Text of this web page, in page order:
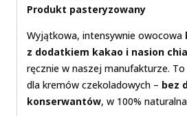
Produkt pasteryzowany
Wyjątkowa, intensywnie owocowa
z dodatkiem kakao i nasion chia
ręcznie w naszej manufakturze.
dla kremów czekoladowych – bez
konserwantów, w 100%